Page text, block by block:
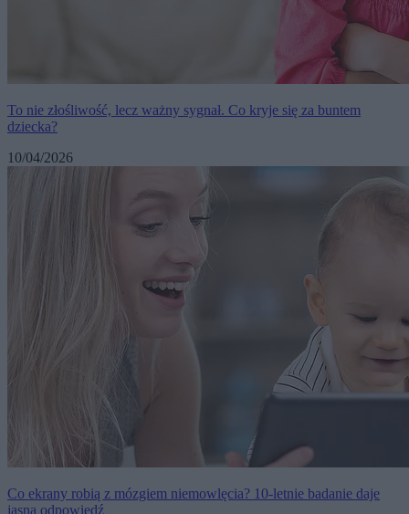
To nie złośliwość, lecz ważny sygnał. Co kryje się za buntem
dziecka?
10/04/2026
Co ekrany robią z mózgiem niemowlęcia? 10-letnie badanie daje
jasną odpowiedź